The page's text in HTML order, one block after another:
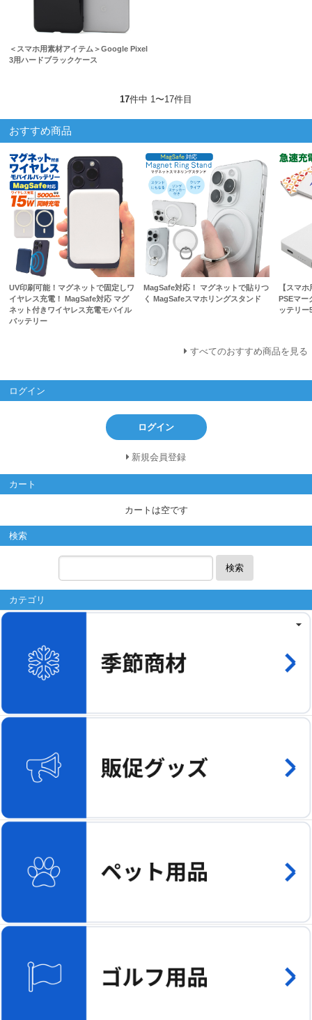
＜スマホ用素材アイテム＞Google Pixel
3用ハードブラックケース
17件中 1〜17件目
おすすめ商品
UV印刷可能！マグネットで固定しワ
イヤレス充電！ MagSafe対応 マグ
ネット付きワイヤレス充電モバイル
バッテリー
MagSafe対応！ マグネットで貼りつ
く MagSafeスマホリングスタンド
【スマ
PSEマー
ッテリ
すべてのおすすめ商品を見る
ログイン
ログイン
新規会員登録
カート
カートは空です
検索
検索
カテゴリ